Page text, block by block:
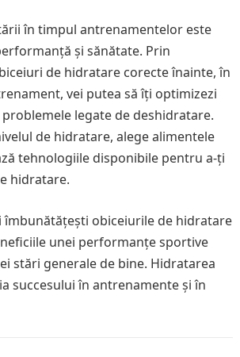
în timpul antrenamentelor este
și sănătate. Prin
de hidratare corecte înainte, în
vei putea să îți optimizezi
legate de deshidratare.
de hidratare, alege alimentele
tehnologiile disponibile pentru a-ți
hidratare.
îmbunătățești obiceiurile de hidratare
unei performanțe sportive
stări generale de bine. Hidratarea
succesului în antrenamente și în